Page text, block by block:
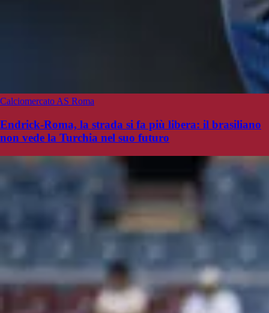
Calciomercato AS Roma
Endrick-Roma, la strada si fa più libera: il brasiliano
non vede la Turchia nel suo futuro